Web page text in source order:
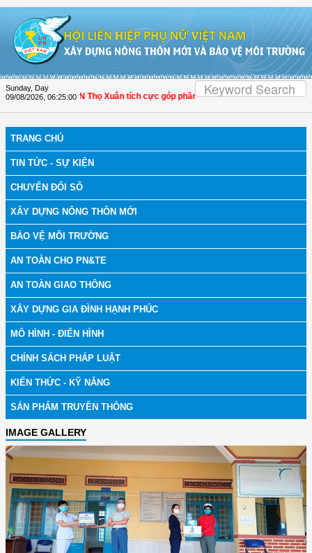
Sunday, Day
09/08/2026 06:25:01
Hóa: Hội LHPN Thọ Xuân tích cực góp phần nâng cao tỷ lệ người dân tham
TRANG CHỦ
TIN TỨC - SỰ KIỆN
CHUYỂN ĐỔI SỐ
XÂY DỰNG NÔNG THÔN MỚI
BẢO VỆ MÔI TRƯỜNG
AN TOÀN CHO PN&TE
AN TOÀN GIAO THÔNG
XÂY DỰNG GIA ĐÌNH HẠNH PHÚC
MÔ HÌNH - ĐIỂN HÌNH
CHÍNH SÁCH PHÁP LUẬT
KIẾN THỨC - KỸ NĂNG
SẢN PHẨM TRUYỀN THÔNG
IMAGE GALLERY